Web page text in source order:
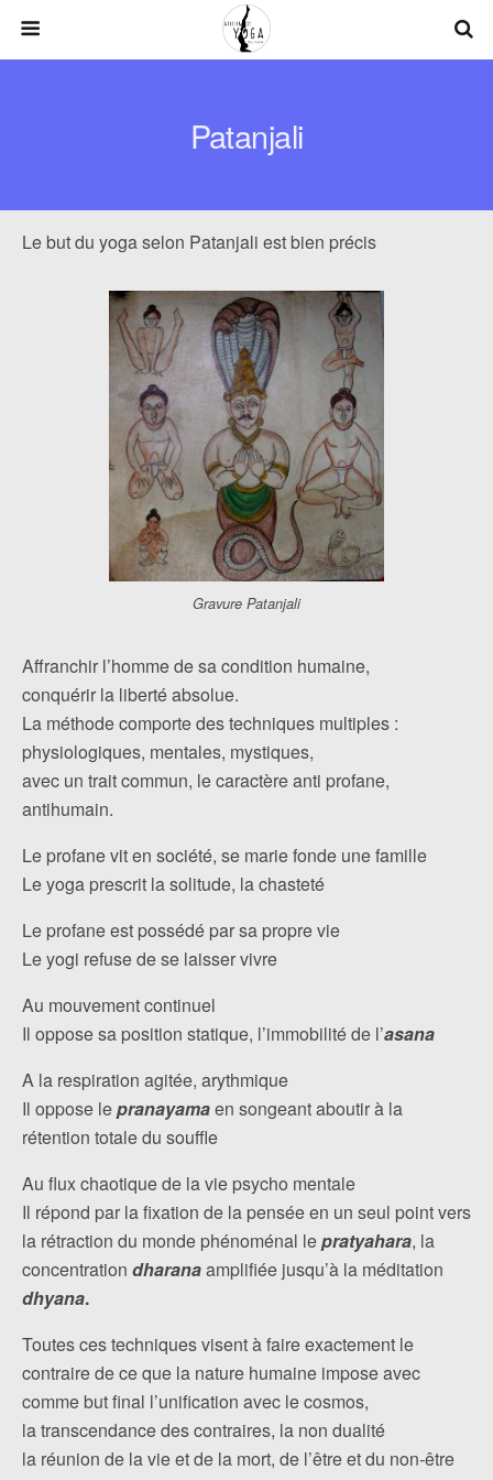
Patanjali
Le but du yoga selon Patanjali est bien précis
Gravure Patanjali
Affranchir l’homme de sa condition humaine,
conquérir la liberté absolue.
La méthode comporte des techniques multiples :
physiologiques, mentales, mystiques,
avec un trait commun, le caractère anti profane,
antihumain.
Le profane vit en société, se marie fonde une famille
Le yoga prescrit la solitude, la chasteté
Le profane est possédé par sa propre vie
Le yogi refuse de se laisser vivre
Au mouvement continuel
Il oppose sa position statique, l’immobilité de l’asana
A la respiration agitée, arythmique
Il oppose lepranayamaen songeant aboutir à la
rétention totale du souffle
Au flux chaotique de la vie psycho mentale
Il répond par la fixation de la pensée en un seul point vers
la rétraction du monde phénoménal lepratyahara, la
concentration dharanaamplifiée jusqu’à la méditation
dhyana.
Toutes ces techniques visent à faire exactement le
contraire de ce que la nature humaine impose avec
comme but final l’unification avec le cosmos,
la transcendance des contraires, la non dualité
la réunion de la vie et de la mort, de l’être et du non-être